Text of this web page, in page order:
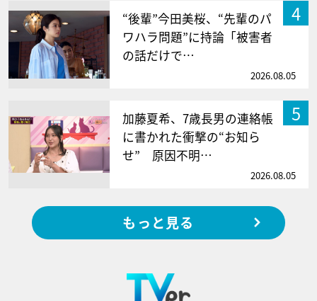
4
“後輩”今田美桜、“先輩のパ
ワハラ問題”に持論「被害者
の話だけで…
2026.08.05
5
加藤夏希、7歳長男の連絡帳
に書かれた衝撃の“お知ら
せ” 原因不明…
2026.08.05
もっと見る